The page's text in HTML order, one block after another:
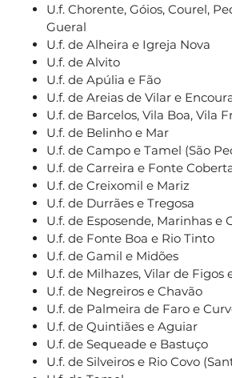
U.f. Chorente, Góios, Courel,
Gueral
U.f. de Alheira e Igreja Nova
U.f. de Alvito
U.f. de Apúlia e Fão
U.f. de Areias de Vilar e
U.f. de Barcelos, Vila Boa, Vila
U.f. de Belinho e Mar
U.f. de Campo e Tamel (São
U.f. de Carreira e Fonte
U.f. de Creixomil e Mariz
U.f. de Durrães e Tregosa
U.f. de Esposende, Marinhas e
U.f. de Fonte Boa e Rio Tinto
U.f. de Gamil e Midões
U.f. de Milhazes, Vilar de Figos
U.f. de Negreiros e Chavão
U.f. de Palmeira de Faro e
U.f. de Quintiães e Aguiar
U.f. de Sequeade e Bastuço
U.f. de Silveiros e Rio Covo